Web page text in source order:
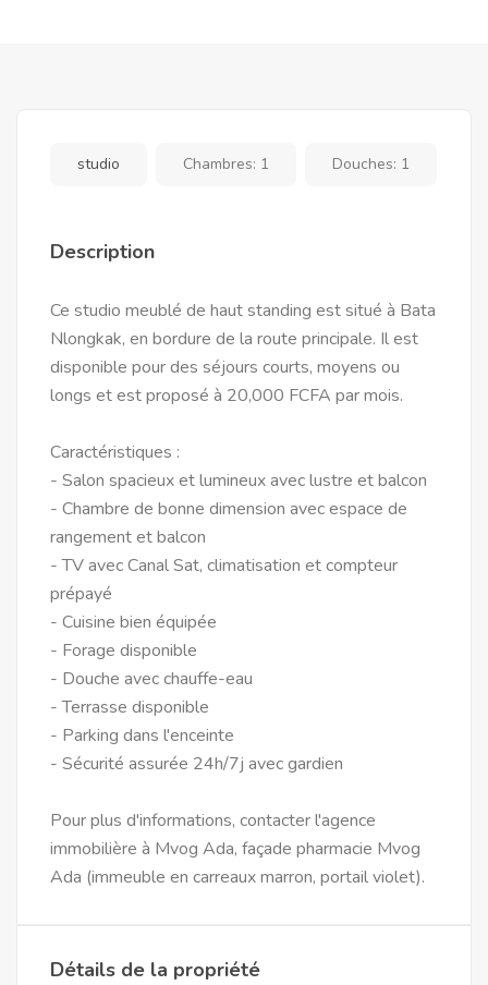
studio Chambres: 1 Douches: 1
Description
Ce studio meublé de haut standing est situé à Bata
Nlongkak, en bordure de la route principale. Il est
disponible pour des séjours courts, moyens ou
longs et est proposé à 20,000 FCFA par mois.
Caractéristiques :
- Salon spacieux et lumineux avec lustre et balcon
- Chambre de bonne dimension avec espace de
rangement et balcon
- TV avec Canal Sat, climatisation et compteur
prépayé
- Cuisine bien équipée
- Forage disponible
- Douche avec chauffe-eau
- Terrasse disponible
- Parking dans l'enceinte
- Sécurité assurée 24h/7j avec gardien
Pour plus d'informations, contacter l'agence
immobilière à Mvog Ada, façade pharmacie Mvog
Ada (immeuble en carreaux marron, portail violet).
Détails de la propriété